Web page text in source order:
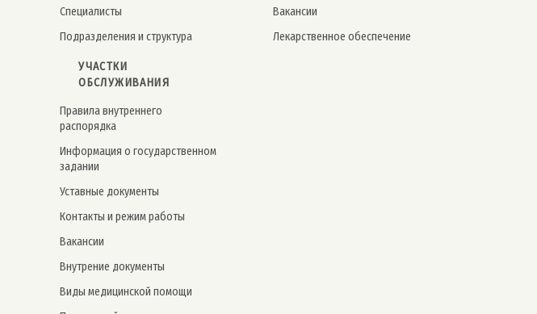
Специалисты
Подразделения и структура
УЧАСТКИ
ОБСЛУЖИВАНИЯ
Правила внутреннего
распорядка
Информация о государственном
задании
Уставные документы
Контакты и режим работы
Вакансии
Внутрение документы
Виды медицинской помощи
Вакансии
Лекарственное обеспечение